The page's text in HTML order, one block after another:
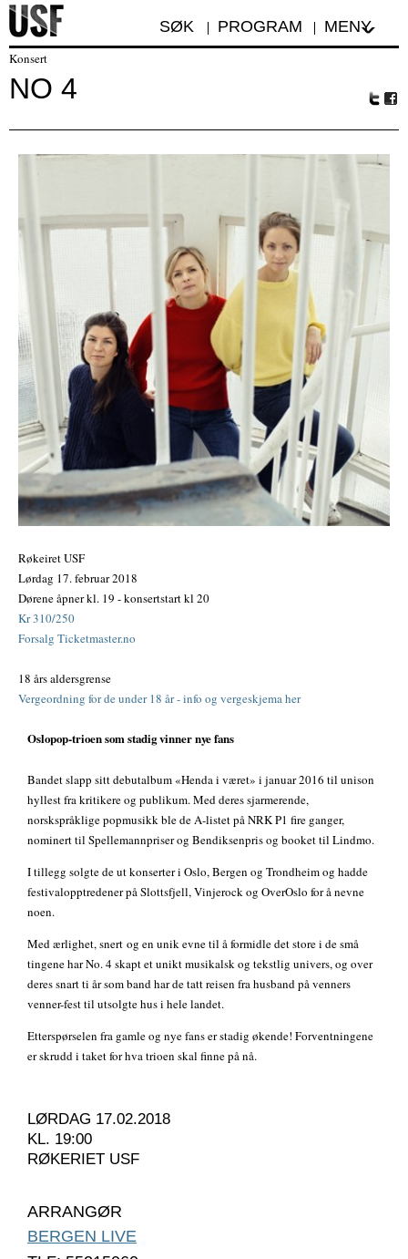
SØK PROGRAM MENY
Konsert
NO 4
r
oo
Røkeiret USF
Lørdag 17. februar 2018
Dørene åpner kl. 19 - konsertstart kl 20
Kr 310/250
Forsalg Ticketmaster.no
18 års aldersgrense
Vergeordning for de under 18 år - info og vergeskjema her
Oslopop-trioen som stadig vinner nye fans
Bandet slapp sitt debutalbum «Henda i været» i januar 2016 til unison
hyllest fra kritikere og publikum. Med deres sjarmerende,
norskspråklige popmusikk ble de A-listet på NRK P1 fire ganger,
nominert til Spellemannpriser og Bendiksenpris og booket til Lindmo.
I tillegg solgte de ut konserter i Oslo, Bergen og Trondheim og hadde
festivalopptredener på Slottsfjell, Vinjerock og OverOslo for å nevne
noen.
Med ærlighet, snert og en unik evne til å formidle det store i de små
tingene har No. 4 skapt et unikt musikalsk og tekstlig univers, og over
deres snart ti år som band har de tatt reisen fra husband på venners
venner-fest til utsolgte hus i hele landet.
Etterspørselen fra gamle og nye fans er stadig økende! Forventningene
er skrudd i taket for hva trioen skal finne på nå.
LØRDAG 17.02.2018
KL. 19:00
RØKERIET USF
ARRANGØR
BERGEN LIVE